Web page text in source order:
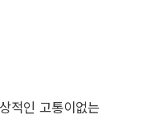
적인 고통이없는